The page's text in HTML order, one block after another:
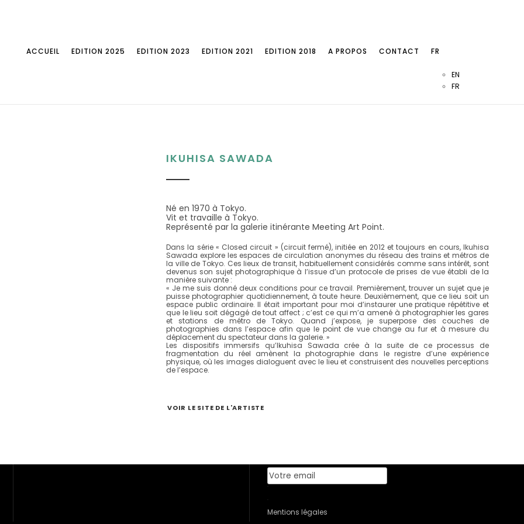
ACCUEIL EDITION 2025 EDITION 2023 EDITION 2021 EDITION 2018 A PROPOS CONTACT FR
EN
FR
IKUHISA SAWADA
Né en 1970 à Tokyo.
Vit et travaille à Tokyo.
Représenté par la galerie itinérante Meeting Art Point.
Dans la série « Closed circuit » (circuit fermé), initiée en 2012 et toujours en cours, Ikuhisa
Sawada explore les espaces de circulation anonymes du réseau des trains et métros de
la ville de Tokyo. Ces lieux de transit, habituellement considérés comme sans intérêt, sont
devenus son sujet photographique à l’issue d’un protocole de prises de vue établi de la
manière suivante :
« Je me suis donné deux conditions pour ce travail. Premièrement, trouver un sujet que je
puisse photographier quotidiennement, à toute heure. Deuxièmement, que ce lieu soit un
espace public ordinaire. Il était important pour moi d’instaurer une pratique répétitive et
que le lieu soit dégagé de tout affect ; c’est ce qui m’a amené à photographier les gares
et stations de métro de Tokyo. Quand j’expose, je superpose des couches de
photographies dans l’espace afin que le point de vue change au fur et à mesure du
déplacement du spectateur dans la galerie. »
Les dispositifs immersifs qu’Ikuhisa Sawada crée à la suite de ce processus de
fragmentation du réel amènent la photographie dans le registre d’une expérience
physique, où les images dialoguent avec le lieu et construisent des nouvelles perceptions
de l’espace.
VOIR LE SITE DE L'ARTISTE
Mentions légales